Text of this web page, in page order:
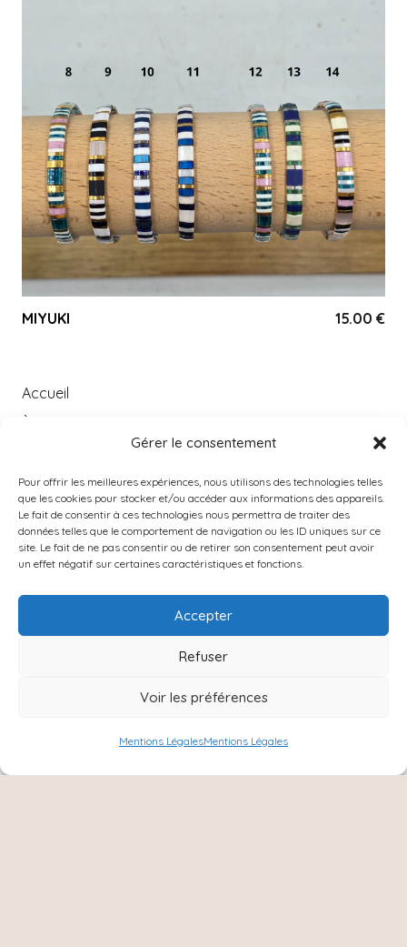
Gérer le consentement
Pour offrir les meilleures expériences, nous utilisons des technologies telles
que les cookies pour stocker et/ou accéder aux informations des appareils.
Le fait de consentir à ces technologies nous permettra de traiter des
données telles que le comportement de navigation ou les ID uniques sur ce
site. Le fait de ne pas consentir ou de retirer son consentement peut avoir
un effet négatif sur certaines caractéristiques et fonctions.
Accepter
Refuser
Voir les préférences
Mentions LégalesMentions Légales
MIYUKI 15.00 €
Accueil
À PROPOS
PRODUITS POPULAIRES
Instagram
Contact